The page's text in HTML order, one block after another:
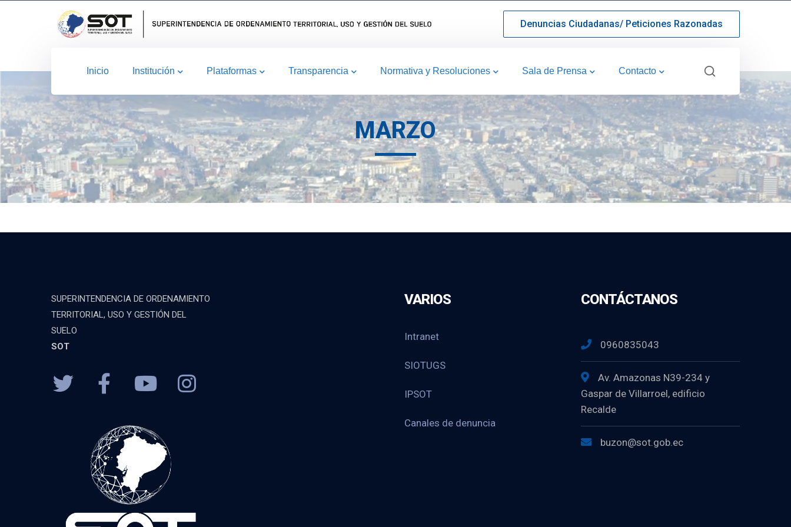
Denuncias Ciudadanas/ Peticiones Razonadas
Inicio Institución Plataformas Transparencia Normativa y Resoluciones Sala de Prensa Contacto
MARZO
SUPERINTENDENCIA DE ORDENAMIENTO
TERRITORIAL, USO Y GESTIÓN DEL
SUELO
SOT
VARIOS
Intranet
SIOTUGS
IPSOT
Canales de denuncia
CONTÁCTANOS
0960835043
Av. Amazonas N39-234 y
Gaspar de Villarroel, edificio
Recalde
buzon@sot.gob.ec